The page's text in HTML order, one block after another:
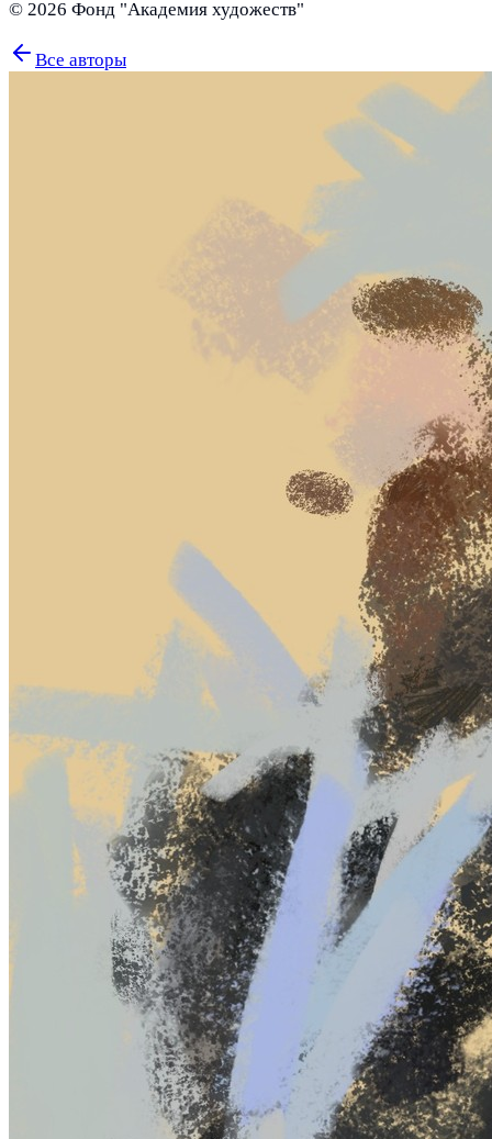
© 2026 Фонд "Академия художеств"
Все авторы